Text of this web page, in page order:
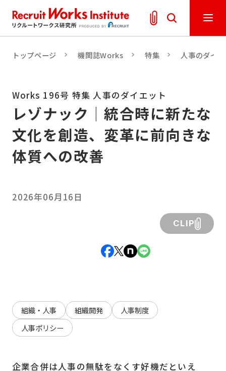
トップページ 機関誌Works 特集 人事のダイ
Works 196号 特集 人事のダイエット
レゾナック｜統合時に新たな
文化を創造、変革に前向きな
体質への改善
2026年06月16日
CLIP
組織・人事 組織開発
人事制度
人事ポリシー
企業合併は人事の無駄をなくす好機だといえ